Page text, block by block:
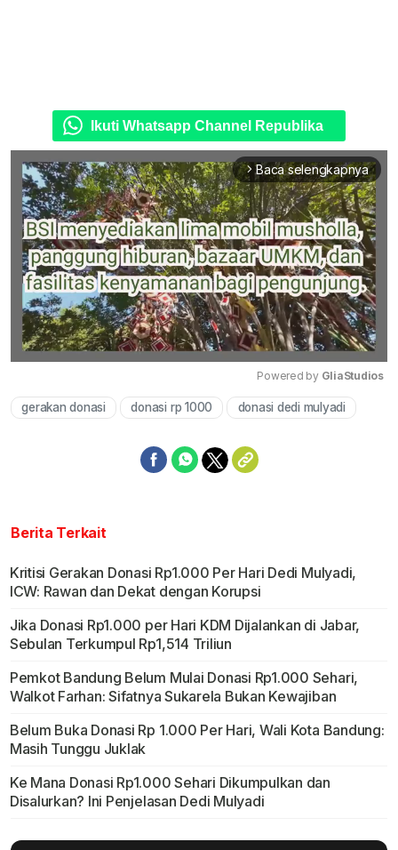
Ikuti Whatsapp Channel Republika
arrow_forward_ios Baca selengkapnya
Mute
Powered by GliaStudios
gerakan donasi donasi rp 1000 donasi dedi mulyadi
Berita Terkait
Kritisi Gerakan Donasi Rp1.000 Per Hari Dedi Mulyadi,
ICW: Rawan dan Dekat dengan Korupsi
Jika Donasi Rp1.000 per Hari KDM Dijalankan di Jabar,
Sebulan Terkumpul Rp1,514 Triliun
Pemkot Bandung Belum Mulai Donasi Rp1.000 Sehari,
Walkot Farhan: Sifatnya Sukarela Bukan Kewajiban
Belum Buka Donasi Rp 1.000 Per Hari, Wali Kota Bandung:
Masih Tunggu Juklak
Ke Mana Donasi Rp1.000 Sehari Dikumpulkan dan
Disalurkan? Ini Penjelasan Dedi Mulyadi